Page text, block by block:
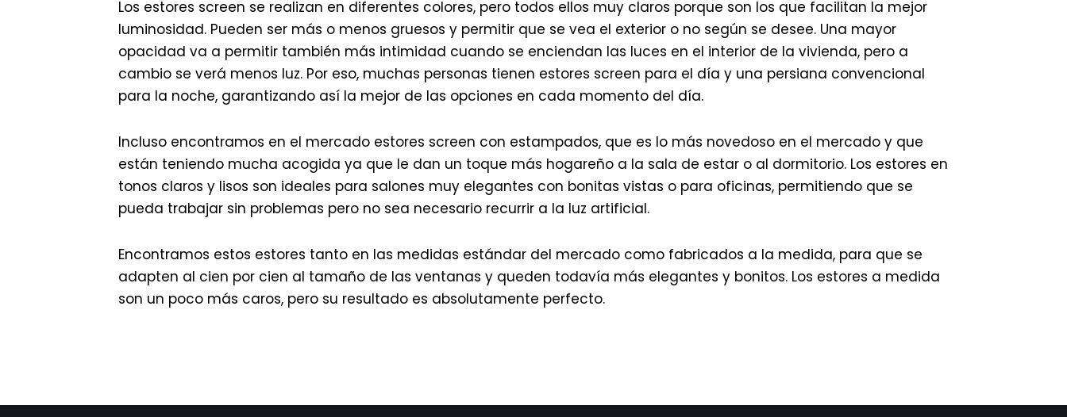
Los estores screen se realizan en diferentes colores, pero todos ellos muy claros porque son los que facilitan la mejor
luminosidad. Pueden ser más o menos gruesos y permitir que se vea el exterior o no según se desee. Una mayor
opacidad va a permitir también más intimidad cuando se enciendan las luces en el interior de la vivienda, pero a
cambio se verá menos luz. Por eso, muchas personas tienen estores screen para el día y una persiana convencional
para la noche, garantizando así la mejor de las opciones en cada momento del día.
Incluso encontramos en el mercado estores screen con estampados, que es lo más novedoso en el mercado y que
están teniendo mucha acogida ya que le dan un toque más hogareño a la sala de estar o al dormitorio. Los estores en
tonos claros y lisos son ideales para salones muy elegantes con bonitas vistas o para oficinas, permitiendo que se
pueda trabajar sin problemas pero no sea necesario recurrir a la luz artificial.
Encontramos estos estores tanto en las medidas estándar del mercado como fabricados a la medida, para que se
adapten al cien por cien al tamaño de las ventanas y queden todavía más elegantes y bonitos. Los estores a medida
son un poco más caros, pero su resultado es absolutamente perfecto.